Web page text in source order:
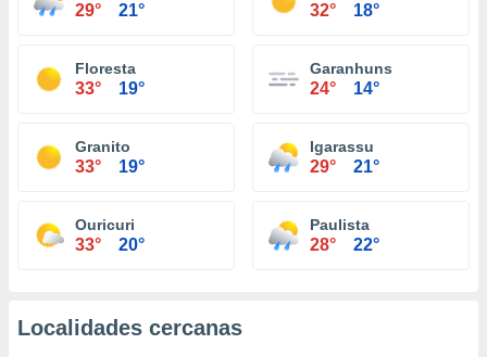
29° 21° 32° 18°
Floresta
33° 19°
Garanhuns
24° 14°
Granito
33° 19°
Igarassu
29° 21°
Ouricuri
33° 20°
Paulista
28° 22°
Localidades cercanas